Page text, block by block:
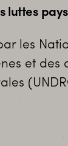
luttes
les
et